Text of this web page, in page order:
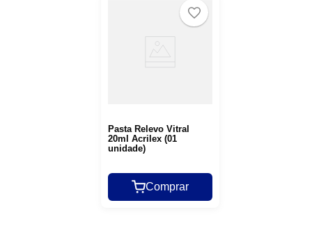
Pasta Relevo Vitral
20ml Acrilex (01
unidade)
Comprar